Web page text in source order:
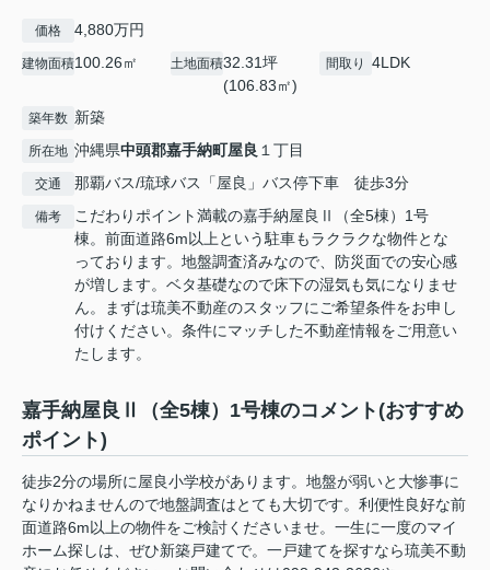
価格 4,880万円
建物面積100.26㎡ 土地面積32.31坪
(106.83㎡)
間取り 4LDK
築年数 新築
所在地 沖縄県中頭郡嘉手納町屋良 １丁目
交通 那覇バス/琉球バス「屋良」バス停下車 徒歩3分
備考
こだわりポイント満載の嘉手納屋良Ⅱ（全5棟）1号
棟。前面道路6m以上という駐車もラクラクな物件とな
っております。地盤調査済みなので、防災面での安心感
が増します。ベタ基礎なので床下の湿気も気になりませ
ん。まずは琉美不動産のスタッフにご希望条件をお申し
付けください。条件にマッチした不動産情報をご用意い
たします。
嘉手納屋良Ⅱ（全5棟）1号棟のコメント(おすすめ
ポイント)
徒歩2分の場所に屋良小学校があります。地盤が弱いと大惨事に
なりかねませんので地盤調査はとても大切です。利便性良好な前
面道路6m以上の物件をご検討くださいませ。一生に一度のマイ
ホーム探しは、ぜひ新築戸建てで。一戸建てを探すなら琉美不動